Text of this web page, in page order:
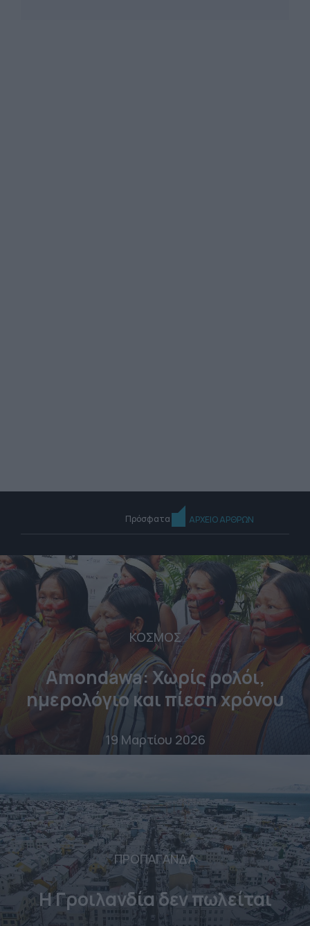
Πρόσφατα ΑΡΧΕΙΟ ΑΡΘΡΩΝ
ΚΟΣΜΟΣ
Amondawa: Χωρίς ρολόι,
ημερολόγιο και πίεση χρόνου
19 Μαρτίου 2026
ΠΡΟΠΑΓΑΝΔΑ
Η Γροιλανδία δεν πωλείται